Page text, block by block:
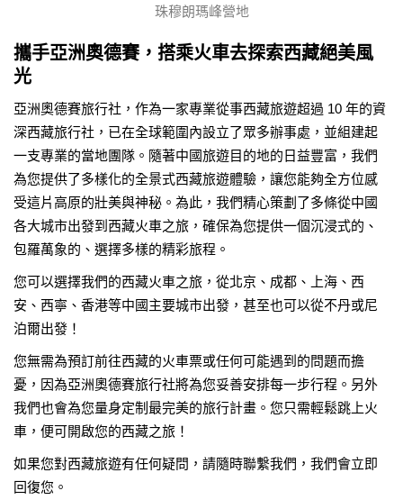
珠穆朗瑪峰營地
攜手亞洲奧德賽，搭乘火車去探索西藏絕美風
光
亞洲奧德賽旅行社，作為一家專業從事西藏旅遊超過 10 年的資
深西藏旅行社，已在全球範圍內設立了眾多辦事處，並組建起
一支專業的當地團隊。隨著中國旅遊目的地的日益豐富，我們
為您提供了多樣化的全景式西藏旅遊體驗，讓您能夠全方位感
受這片高原的壯美與神秘。為此，我們精心策劃了多條從中國
各大城市出發到西藏火車之旅，確保為您提供一個沉浸式的、
包羅萬象的、選擇多樣的精彩旅程。
您可以選擇我們的西藏火車之旅，從北京、成都、上海、西
安、西寧、香港等中國主要城市出發，甚至也可以從不丹或尼
泊爾出發！
您無需為預訂前往西藏的火車票或任何可能遇到的問題而擔
憂，因為亞洲奧德賽旅行社將為您妥善安排每一步行程。另外
我們也會為您量身定制最完美的旅行計畫。您只需輕鬆跳上火
車，便可開啟您的西藏之旅！
如果您對西藏旅遊有任何疑問，請隨時聯繫我們，我們會立即
回復您。